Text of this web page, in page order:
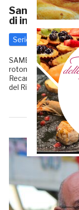
Samb,
di importante.
Serie D 16
SAMB, UN RE
rotondo successo
Recanatese, per la
del Riviera col